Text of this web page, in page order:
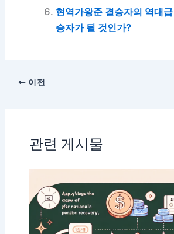
현역가왕준 결승자의 역대
승자가 될 것인가?
이전
관련 게시물